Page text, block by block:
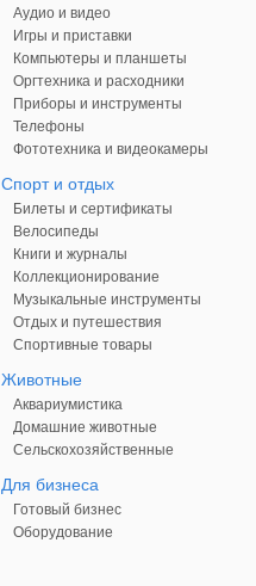
Аудио и видео
Игры и приставки
Компьютеры и планшеты
Оргтехника и расходники
Приборы и инструменты
Телефоны
Фототехника и видеокамеры
Спорт и отдых
Билеты и сертификаты
Велосипеды
Книги и журналы
Коллекционирование
Музыкальные инструменты
Отдых и путешествия
Спортивные товары
Животные
Аквариумистика
Домашние животные
Сельскохозяйственные
Для бизнеса
Готовый бизнес
Оборудование